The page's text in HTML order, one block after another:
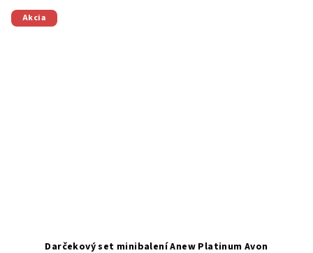
Akcia
Darčekový set minibalení Anew Platinum Avon